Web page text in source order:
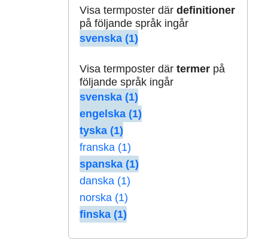
Visa termposter där definitioner
på följande språk ingår
svenska (1)
Visa termposter där termerpå
följande språk ingår
svenska (1)
engelska (1)
tyska (1)
franska (1)
spanska (1)
danska (1)
norska (1)
finska (1)